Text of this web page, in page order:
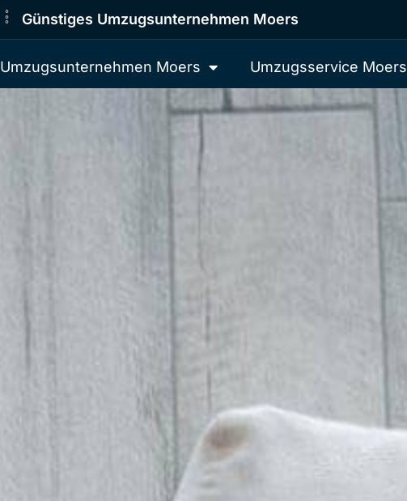
Günstiges Umzugsunternehmen Moers
Umzugsunternehmen Moers Umzugsservice Moers